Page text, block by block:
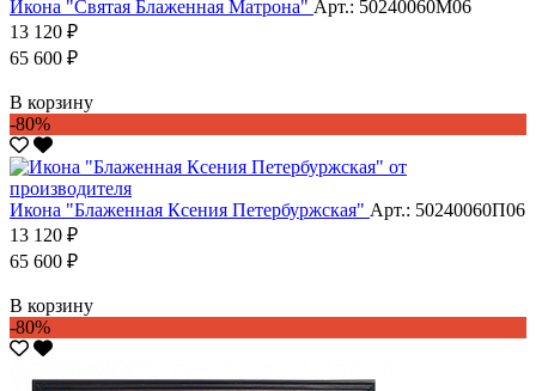
Икона "Святая Блаженная Матрона" Арт.: 50240060М06
13 120 ₽
65 600 ₽
В корзину
-80%
Икона "Блаженная Ксения Петербуржская" Арт.: 50240060П06
13 120 ₽
65 600 ₽
В корзину
-80%